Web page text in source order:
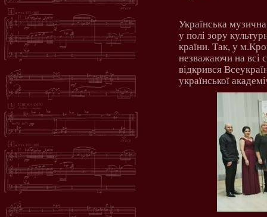
Українська
у полі зору
країни. Так, у
незважаючи на всі
відкрився
української